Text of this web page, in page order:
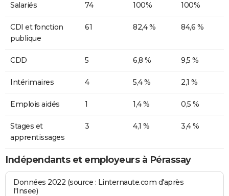
Salariés 74 100% 100%
CDI et fonction
publique
61 82,4 % 84,6 %
CDD 5 6,8 % 9,5 %
Intérimaires 4 5,4 % 2,1 %
Emplois aidés 1 1,4 % 0,5 %
Stages et
apprentissages
3 4,1 % 3,4 %
Indépendants et employeurs à Pérassay
Données 2022 (source : Linternaute.com d'après
l'Insee)